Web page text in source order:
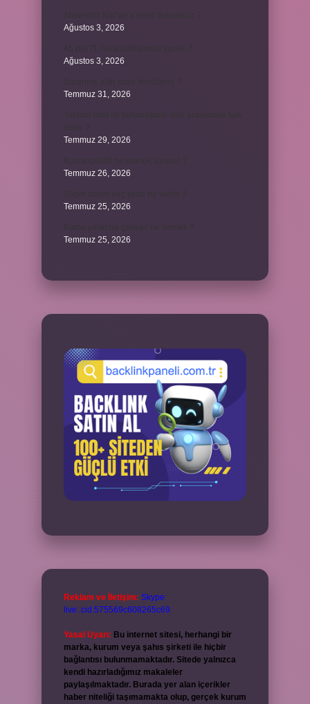
Ağustos 3, 2026
Ağustos 3, 2026
Temmuz 31, 2026
Temmuz 29, 2026
Temmuz 26, 2026
Temmuz 25, 2026
Temmuz 25, 2026
Reklam ve İletişim: Skype:
live:.cid.575569c608265c69
Yasal Uyarı: Bu internet sitesi, herhangi bir
marka, kurum veya şahıs şirketi ile hiçbir
bağlantısı bulunmamaktadır. Sitede yalnızca
kendi hazırladığımız makaleler
paylaşılmaktadır. Burada yer alan içerikler
haber niteliği taşımamakta olup, gerçek kurum